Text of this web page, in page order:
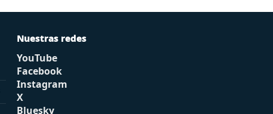
Nuestras redes
YouTube
Facebook
Instagram
X
Bluesky